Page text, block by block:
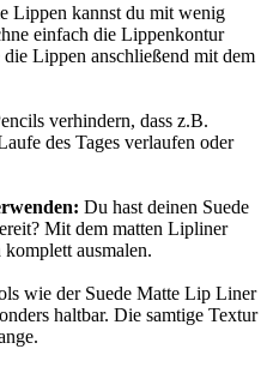
Lippen kannst du mit wenig
einfach die Lippenkontur
Lippen anschließend mit dem
verhindern, dass z.B.
des Tages verlaufen oder
Du hast deinen Suede
Mit dem matten Lipliner
ausmalen.
wie der Suede Matte Lip Liner
haltbar. Die samtige Textur